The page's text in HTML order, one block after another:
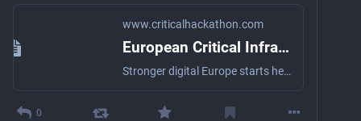
www.criticalhackathon.com
European Critical Infrastructure Hackathon 2026
Stronger digital Europe starts here.
0